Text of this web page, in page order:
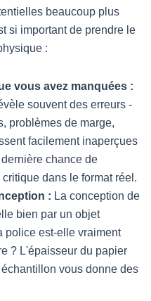
beaucoup plus
si important de prendre le
:
vous avez manquées :
souvent des erreurs -
problèmes de marge,
facilement inaperçues
chance de
dans le format réel.
: La conception de
bien par un objet
police est-elle vraiment
? L'épaisseur du papier
vous donne des